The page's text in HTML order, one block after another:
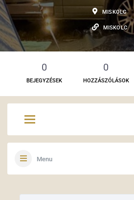
MISKOLC
MISKOLC
0
BEJEGYZÉSEK
0
HOZZÁSZÓLÁSOK
Menu